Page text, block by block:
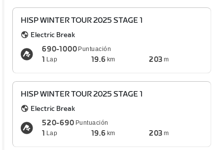
HISP WINTER TOUR 2025 STAGE 1
Electric Break
690-1000 Puntuación
1 Lap 19.6 km 203 m
HISP WINTER TOUR 2025 STAGE 1
Electric Break
520-690 Puntuación
1 Lap 19.6 km 203 m